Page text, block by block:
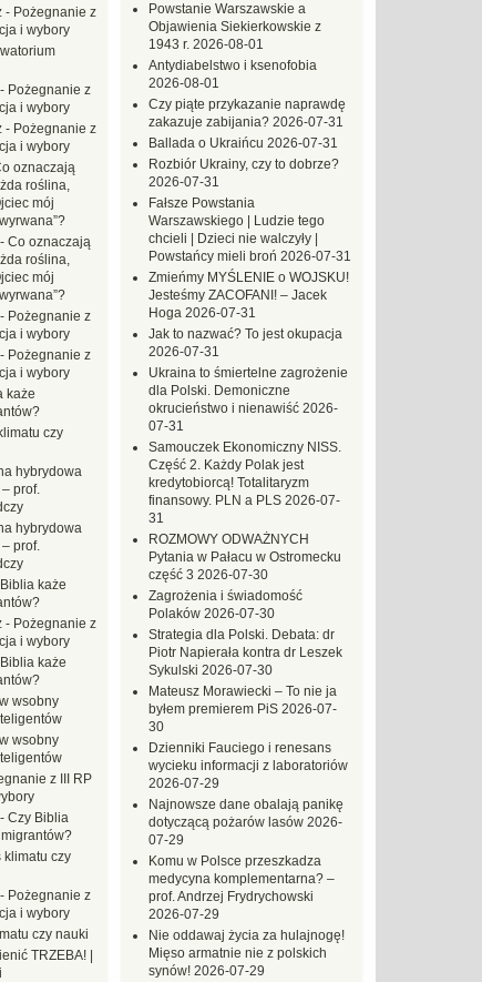
Powstanie Warszawskie a
Objawienia Siekierkowskie z
1943 r. 2026-08-01
Antydiabelstwo i ksenofobia
2026-08-01
Czy piąte przykazanie naprawdę
zakazuje zabijania? 2026-07-31
Ballada o Ukraińcu 2026-07-31
Rozbiór Ukrainy, czy to dobrze?
2026-07-31
Fałsze Powstania
Warszawskiego | Ludzie tego
chcieli | Dzieci nie walczyły |
Powstańcy mieli broń 2026-07-31
Zmieńmy MYŚLENIE o WOJSKU!
Jesteśmy ZACOFANI! – Jacek
Hoga 2026-07-31
Jak to nazwać? To jest okupacja
2026-07-31
Ukraina to śmiertelne zagrożenie
dla Polski. Demoniczne
okrucieństwo i nienawiść 2026-
07-31
Samouczek Ekonomiczny NISS.
Część 2. Każdy Polak jest
kredytobiorcą! Totalitaryzm
finansowy. PLN a PLS 2026-07-
31
ROZMOWY ODWAŻNYCH
Pytania w Pałacu w Ostromecku
część 3 2026-07-30
Zagrożenia i świadomość
Polaków 2026-07-30
Strategia dla Polski. Debata: dr
Piotr Napierała kontra dr Leszek
Sykulski 2026-07-30
Mateusz Morawiecki – To nie ja
byłem premierem PiS 2026-07-
30
Dzienniki Fauciego i renesans
wycieku informacji z laboratoriów
2026-07-29
Najnowsze dane obalają panikę
dotyczącą pożarów lasów 2026-
07-29
Komu w Polsce przeszkadza
medycyna komplementarna? –
prof. Andrzej Frydrychowski
2026-07-29
Nie oddawaj życia za hulajnogę!
Mięso armatnie nie z polskich
synów! 2026-07-29
- Pożegnanie z
i wybory
- Pożegnanie z
i wybory
- Pożegnanie z
i wybory
oznaczają
roślina,
mój
- Co oznaczają
roślina,
mój
- Pożegnanie z
i wybory
- Pożegnanie z
i wybory
każe
czy
hybrydowa
prof.
hybrydowa
prof.
każe
- Pożegnanie z
i wybory
każe
wsobny
wsobny
z III RP
- Czy Biblia
klimatu czy
- Pożegnanie z
i wybory
czy nauki
TRZEBA! |